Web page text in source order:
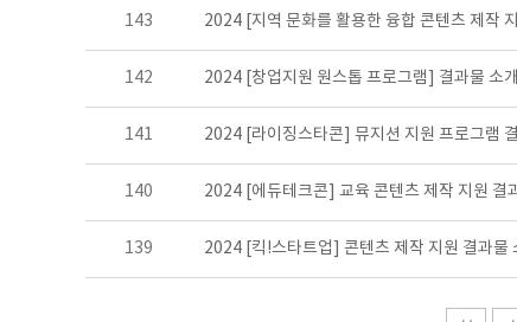
143 2024 [지역 문화를 활용한 융합 콘텐츠 제작
142 2024 [창업지원 원스톱 프로그램] 결과물 소개
141 2024 [라이징스타콘] 뮤지션 지원 프로그램
140 2024 [에듀테크콘] 교육 콘텐츠 제작 지원 결
139 2024 [킥!스타트업] 콘텐츠 제작 지원 결과물